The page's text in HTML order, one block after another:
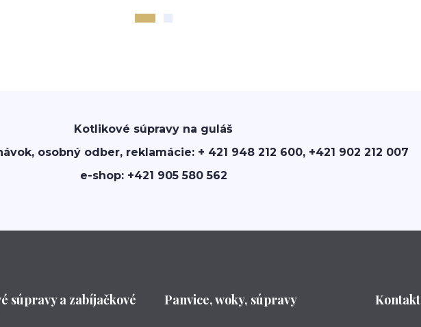
Kotlikové súpravy na guláš
osobný odber, reklamácie: + 421 948 212 600, +421 902 212 007
e-shop: +421 905 580 562
súpravy a zabíjačkové
Panvice, woky, súpravy Kontakt